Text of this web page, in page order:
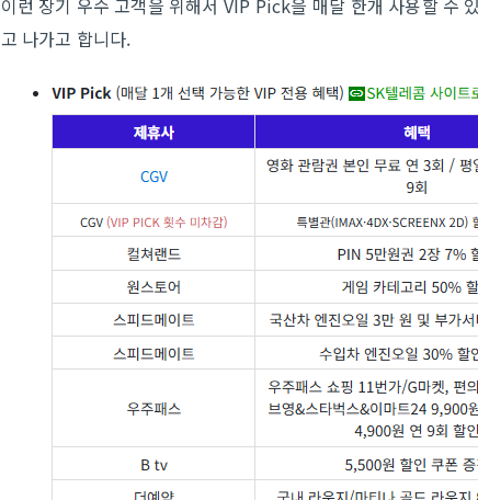
이런 장기 우수 고객을 위해서 VIP Pick을 매달 한개 사용할 수
고 나가고 합니다.